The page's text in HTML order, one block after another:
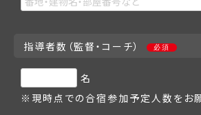
指導者数（監督・コーチ） 必須
名
※現時点での合宿参加予定人数をお願